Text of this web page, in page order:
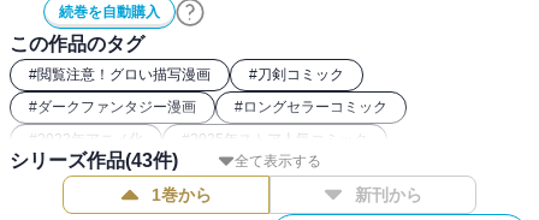
続巻を自動購入
この作品のタグ
#閲覧注意！グロい描写漫画 #刀剣コミック
#ダークファンタジー漫画 #ロングセラーコミック
#2022年アニメ化 #2025年ストア人気コミック
#2016年アニメ化 #バトルコミック #復讐コミック
本格ファンタジー漫画 2017年アニメ化
全て表示する
シリーズ作品(43件)
1巻から 新刊から